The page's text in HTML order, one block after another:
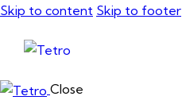
Skip to content Skip to footer
Close